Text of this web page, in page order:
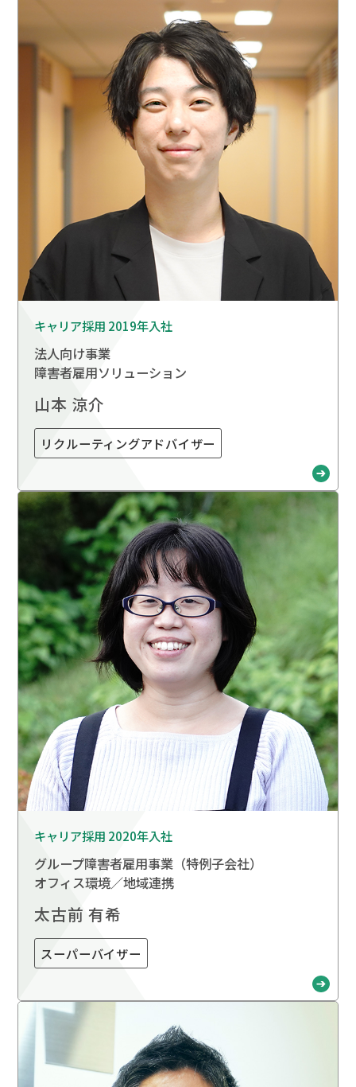
キャリア採用 2019年入社
法人向け事業
障害者雇用ソリューション
山本 涼介
リクルーティングアドバイザー
キャリア採用 2020年入社
グループ障害者雇用事業 （特例子会社）
オフィス環境／地域連携
太古前 有希
スーパーバイザー